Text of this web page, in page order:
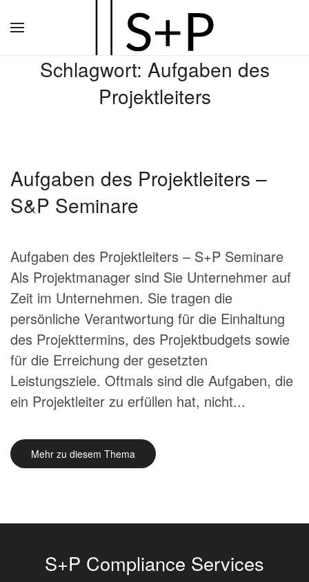
Hauptinhalt
springen
Schlagwort: Aufgaben des
Projektleiters
Aufgaben des Projektleiters –
S&P Seminare
Aufgaben des Projektleiters – S+P Seminare
Als Projektmanager sind Sie Unternehmer auf
Zeit im Unternehmen. Sie tragen die
persönliche Verantwortung für die Einhaltung
des Projekttermins, des Projektbudgets sowie
für die Erreichung der gesetzten
Leistungsziele. Oftmals sind die Aufgaben, die
ein Projektleiter zu erfüllen hat, nicht...
Mehr zu diesem Thema
S+P Compliance Services